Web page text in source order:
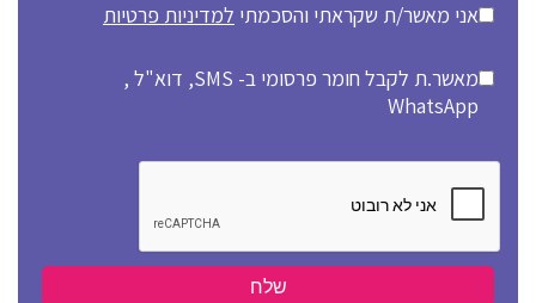
מאשר.ת לקבל חומר פרסומי ב- SMS, דוא"ל ,
WhatsApp
אני מאשר/ת שקראתי והסכמתי למדיניות פרטיות